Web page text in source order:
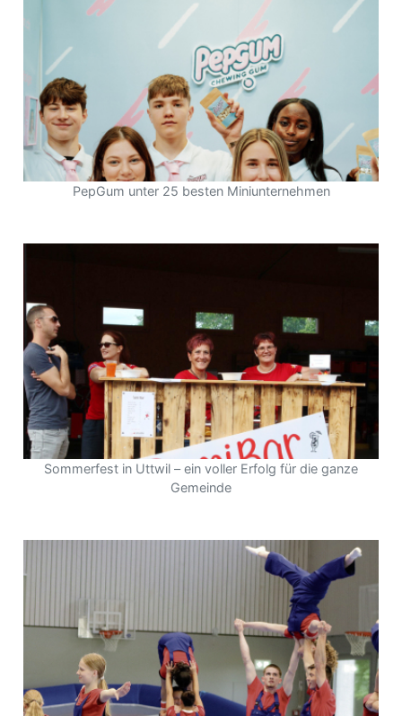
PepGum unter 25 besten Miniunternehmen
Sommerfest in Uttwil – ein voller Erfolg für die ganze
Gemeinde